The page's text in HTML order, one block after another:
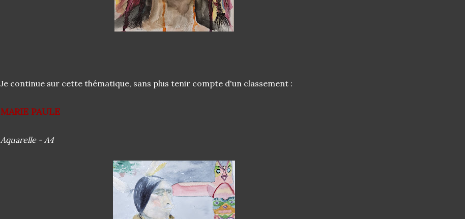
Je continue sur cette thématique, sans plus tenir compte d'un classement :
MARIE PAULE
Aquarelle - A4